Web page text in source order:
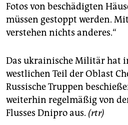
Fotos von beschädigten
müssen gestoppt werden.
verstehen nichts anderes.“
Das ukrainische Militär hat
westlichen Teil der Oblast
Russische Truppen
weiterhin regelmäßig von
Flusses Dnipro aus. (rtr)